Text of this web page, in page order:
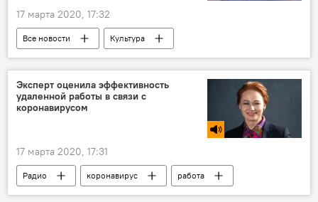
17 марта 2020, 17:32
Все новости
Культура
Группа Little Big
Евровидение
Евровидение - 2022: все выступления и результаты
Эксперт оценила эффективность
удаленной работы в связи с
коронавирусом
17 марта 2020, 17:31
Радио коронавирус
работа
карантин